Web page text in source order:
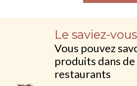
Le saviez-
Vous pouvez
produits dans
restaurants